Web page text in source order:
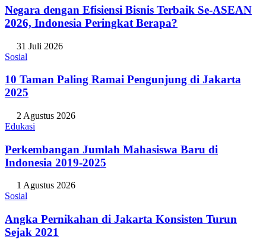
Negara dengan Efisiensi Bisnis Terbaik Se-ASEAN
2026, Indonesia Peringkat Berapa?
31 Juli 2026
Sosial
10 Taman Paling Ramai Pengunjung di Jakarta
2025
2 Agustus 2026
Edukasi
Perkembangan Jumlah Mahasiswa Baru di
Indonesia 2019-2025
1 Agustus 2026
Sosial
Angka Pernikahan di Jakarta Konsisten Turun
Sejak 2021